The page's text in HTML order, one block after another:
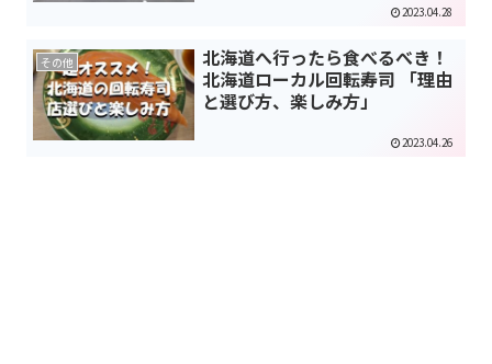
2023.04.28
その他
北海道へ行ったら食べるべき！
北海道ローカル回転寿司 「理由
と選び方、楽しみ方」
2023.04.26